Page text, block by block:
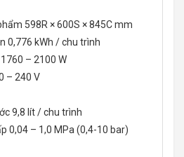
598R × 600S × 845C mm
0,776 kWh / chu trình
– 2100 W
– 240 V
9,8 lít / chu trình
0,04 – 1,0 MPa (0,4-10 bar)